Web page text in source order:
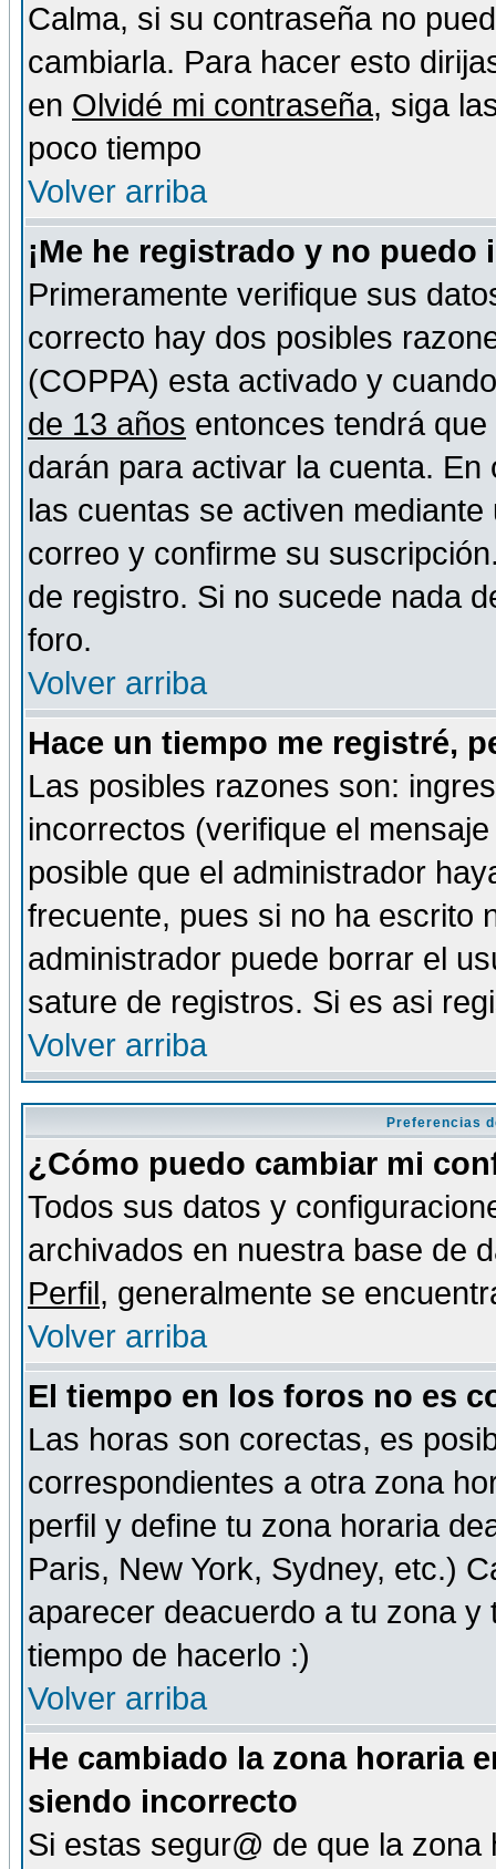
Calma, si su contraseña no
cambiarla. Para hacer esto
en Olvidé mi contraseña, siga
poco tiempo
Volver arriba
¡Me he registrado y no puedo
Primeramente verifique sus
correcto hay dos posibles
(COPPA) esta activado y
de 13 años entonces tendrá
darán para activar la cuenta.
las cuentas se activen
correo y confirme su
de registro. Si no sucede nada
foro.
Volver arriba
Hace un tiempo me registré,
Las posibles razones son:
incorrectos (verifique el
posible que el administrador
frecuente, pues si no ha escrito
administrador puede borrar el
sature de registros. Si es asi
Volver arriba
Preferencias
¿Cómo puedo cambiar mi
Todos sus datos y
archivados en nuestra base de
Perfil, generalmente se
Volver arriba
El tiempo en los foros no es
Las horas son corectas, es
correspondientes a otra zona
perfil y define tu zona horaria
Paris, New York, Sydney, etc.)
aparecer deacuerdo a tu zona
tiempo de hacerlo :)
Volver arriba
He cambiado la zona horaria
siendo incorrecto
Si estas segur@ de que la